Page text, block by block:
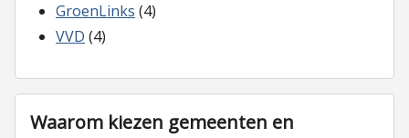
GroenLinks (4)
VVD (4)
Waarom kiezen gemeenten en